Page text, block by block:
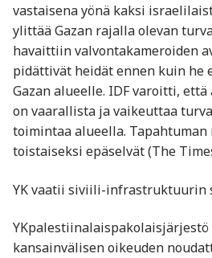
vastaisena yönä kaksi
ylittää Gazan rajalla olevan
havaittiin valvontakameroiden
pidättivät heidät ennen kuin he
Gazan alueelle. IDF varoitti,
on vaarallista ja vaikeuttaa
toimintaa alueella.
toistaiseksi epäselvät ​(The
YK vaatii siviili-infrastruktuurin
YKpalestiinalaispakolaisjärjestö
kansainvälisen oikeuden